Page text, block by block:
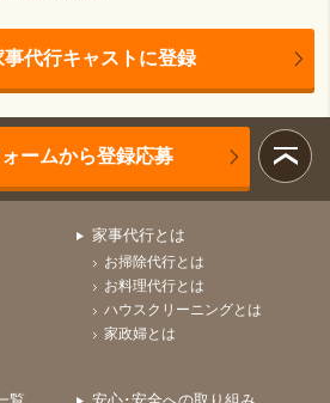
事代行キャストに登録
ームから登録応募
家事代行とは
お掃除代行とは
お料理代行とは
ハウスクリーニングとは
家政婦とは